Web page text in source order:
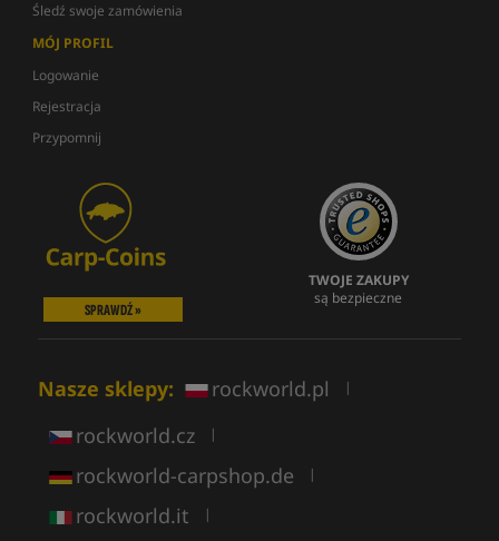
Śledź swoje zamówienia
MÓJ PROFIL
Logowanie
Rejestracja
Przypomnij
SPRAWDŹ »
TWOJE ZAKUPY
są bezpieczne
Nasze sklepy: rockworld.pl |
rockworld.cz |
rockworld-carpshop.de |
rockworld.it |